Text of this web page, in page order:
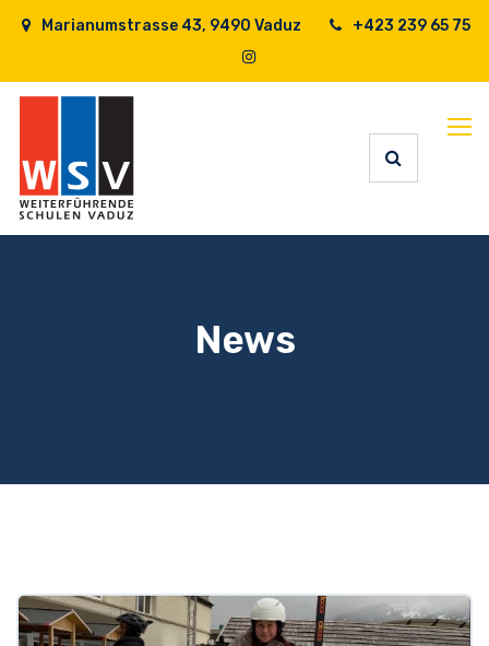
Marianumstrasse 43, 9490 Vaduz +423 239 65 75
News